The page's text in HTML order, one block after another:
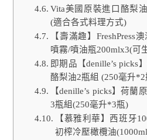
Vita美國原裝進口酪梨
(適合各式料理方式)
【壽滿趣】FreshPress
噴霧/噴油瓶200mlx3(可
即期品【denille’s picks
酪梨油2瓶組 (250毫升*2
【denille’s picks】荷蘭
3瓶組(250毫升*3瓶)
【慕雅利華】西班牙
初榨冷壓橄欖油